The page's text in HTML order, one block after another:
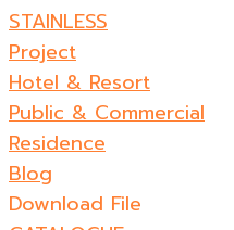
STAINLESS
Project
Hotel & Resort
Public & Commercial
Residence
Blog
Download File